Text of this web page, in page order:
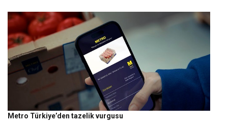
Metro Türkiye’den tazelik vurgusu